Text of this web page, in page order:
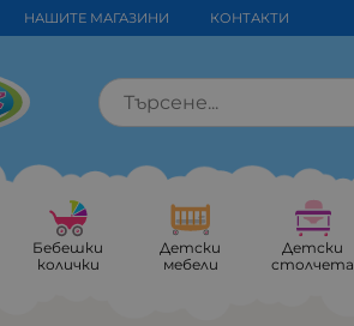
НАШИТЕ МАГАЗИНИ КОНТАКТИ
Бебешки
колички
Детски
мебели
Детски
столчета